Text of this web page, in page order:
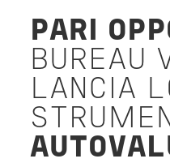
PARI
BUREAU
LANCIA